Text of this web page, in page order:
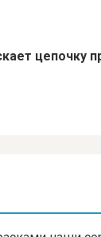
цепочку